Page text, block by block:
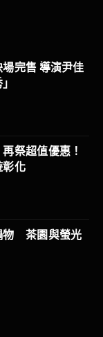
場完售 導演尹佳
祭超值優惠！
彰化
物 茶園與螢光